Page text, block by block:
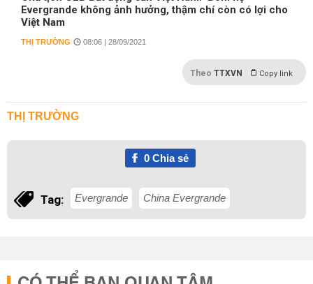
Evergrande không ảnh hưởng, thậm chí còn có lợi cho
Việt Nam
THỊ TRƯỜNG 08:06 | 28/09/2021
Theo TTXVN Copy link
THỊ TRƯỜNG
0Chia sẻ
Tag: Evergrande China Evergrande